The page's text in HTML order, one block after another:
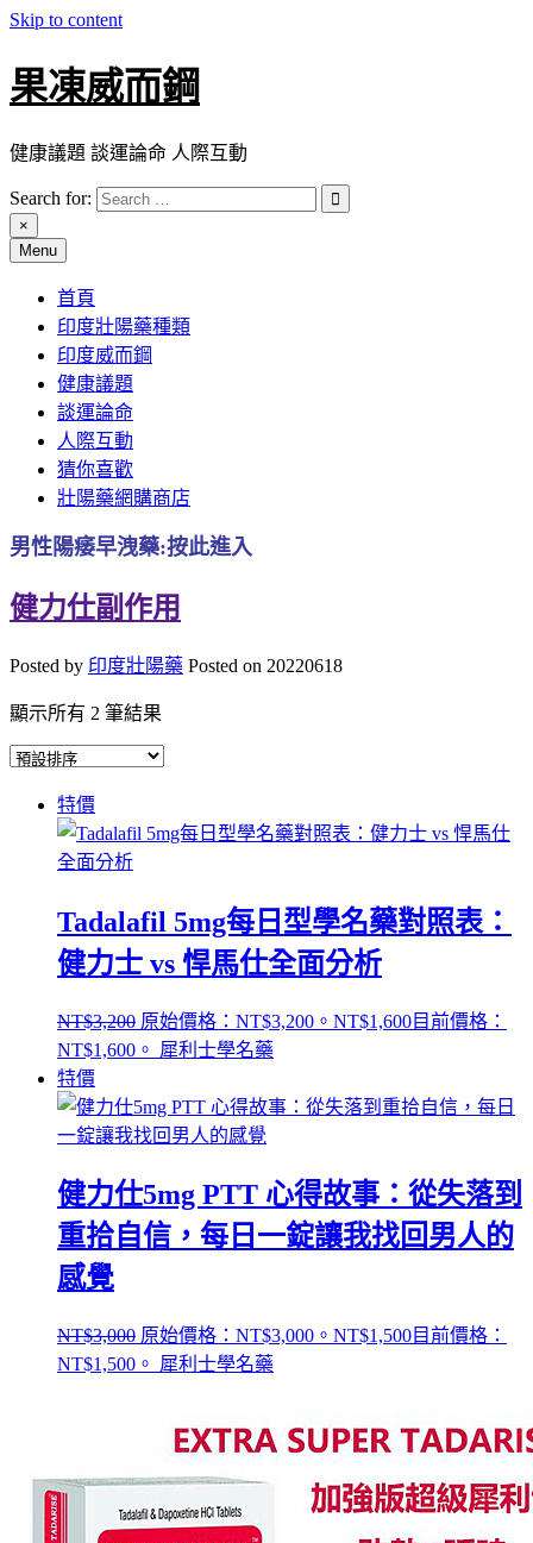
Skip to content
果凍威而鋼
健康議題 談運論命 人際互動
Search for:
×
Menu
首頁
印度壯陽藥種類
印度威而鋼
健康議題
談運論命
人際互動
猜你喜歡
壯陽藥網購商店
男性陽痿早洩藥:按此進入
健力仕副作用
Posted by 印度壯陽藥 Posted on 20220618
顯示所有 2 筆結果
特價
Tadalafil 5mg每日型學名藥對照表：
健力士 vs 悍馬仕全面分析
NT$3,200 原始價格：NT$3,200。 NT$1,600目前價格：
NT$1,600。 犀利士學名藥
特價
健力仕5mg PTT 心得故事：從失落到
重拾自信，每日一錠讓我找回男人的
感覺
NT$3,000 原始價格：NT$3,000。 NT$1,500目前價格：
NT$1,500。 犀利士學名藥